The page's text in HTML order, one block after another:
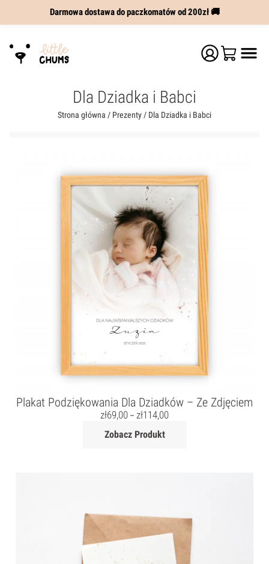
Dla Dziadka i Babci
Strona główna / Prezenty / Dla Dziadka i Babci
Plakat Podziękowania Dla Dziadków – Ze Zdjęciem
zł69,00 – zł114,00
Zobacz Produkt
Darmowa dostawa do paczkomatów od 200zł 🚚